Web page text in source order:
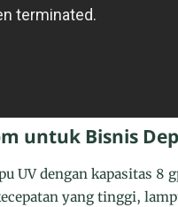
untuk Bisnis
UV dengan kapasitas 8
yang tinggi,